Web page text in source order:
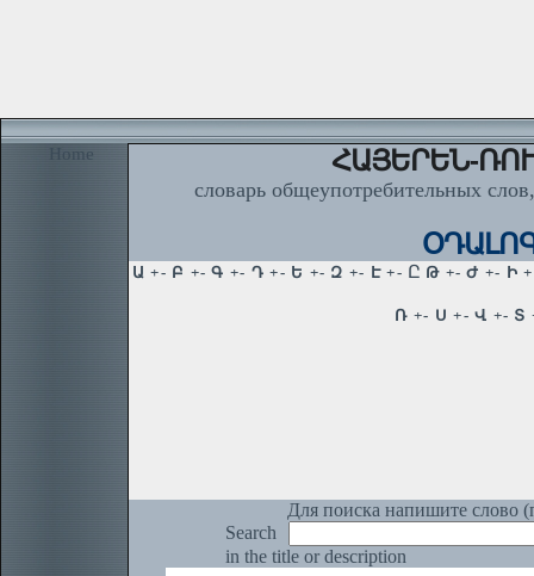
Home ՀԱՅԵՐԵՆ-
словарь общеупотребительных
Для поиска напишите слово
Search
in the title or description